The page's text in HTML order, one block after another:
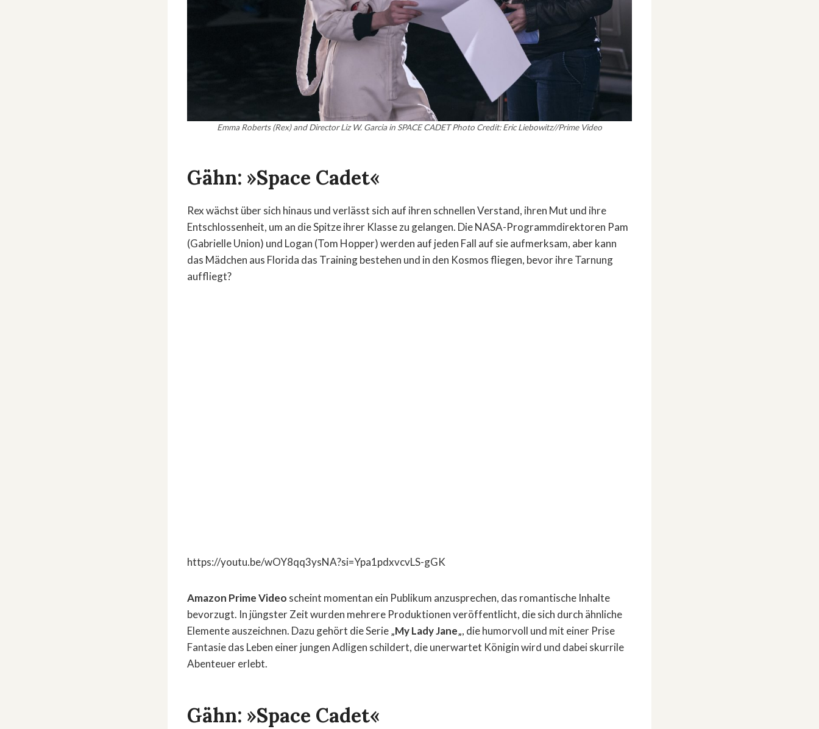
Emma Roberts (Rex) and Director Liz W. Garcia in SPACE CADET Photo Credit: Eric Liebowitz//Prime Video
Gähn: »Space Cadet«
Rex wächst über sich hinaus und verlässt sich auf ihren schnellen Verstand, ihren Mut und ihre
Entschlossenheit, um an die Spitze ihrer Klasse zu gelangen. Die NASA-Programmdirektoren Pam
(Gabrielle Union) und Logan (Tom Hopper) werden auf jeden Fall auf sie aufmerksam, aber kann
das Mädchen aus Florida das Training bestehen und in den Kosmos fliegen, bevor ihre Tarnung
auffliegt?
https://youtu.be/wOY8qq3ysNA?si=Ypa1pdxvcvLS-gGK
Amazon Prime Video scheint momentan ein Publikum anzusprechen, das romantische Inhalte
bevorzugt. In jüngster Zeit wurden mehrere Produktionen veröffentlicht, die sich durch ähnliche
Elemente auszeichnen. Dazu gehört die Serie „My Lady Jane„, die humorvoll und mit einer Prise
Fantasie das Leben einer jungen Adligen schildert, die unerwartet Königin wird und dabei skurrile
Abenteuer erlebt.
Gähn: »Space Cadet«